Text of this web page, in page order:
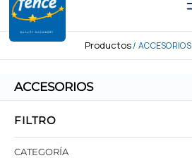
Productos/ ACCESORIOS
ACCESORIOS
FILTRO
CATEGORÍA